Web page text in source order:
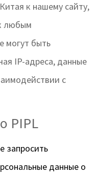
к нашему сайту,
любым
могут быть
IP-адреса, данные
с
PIPL
запросить
данные о